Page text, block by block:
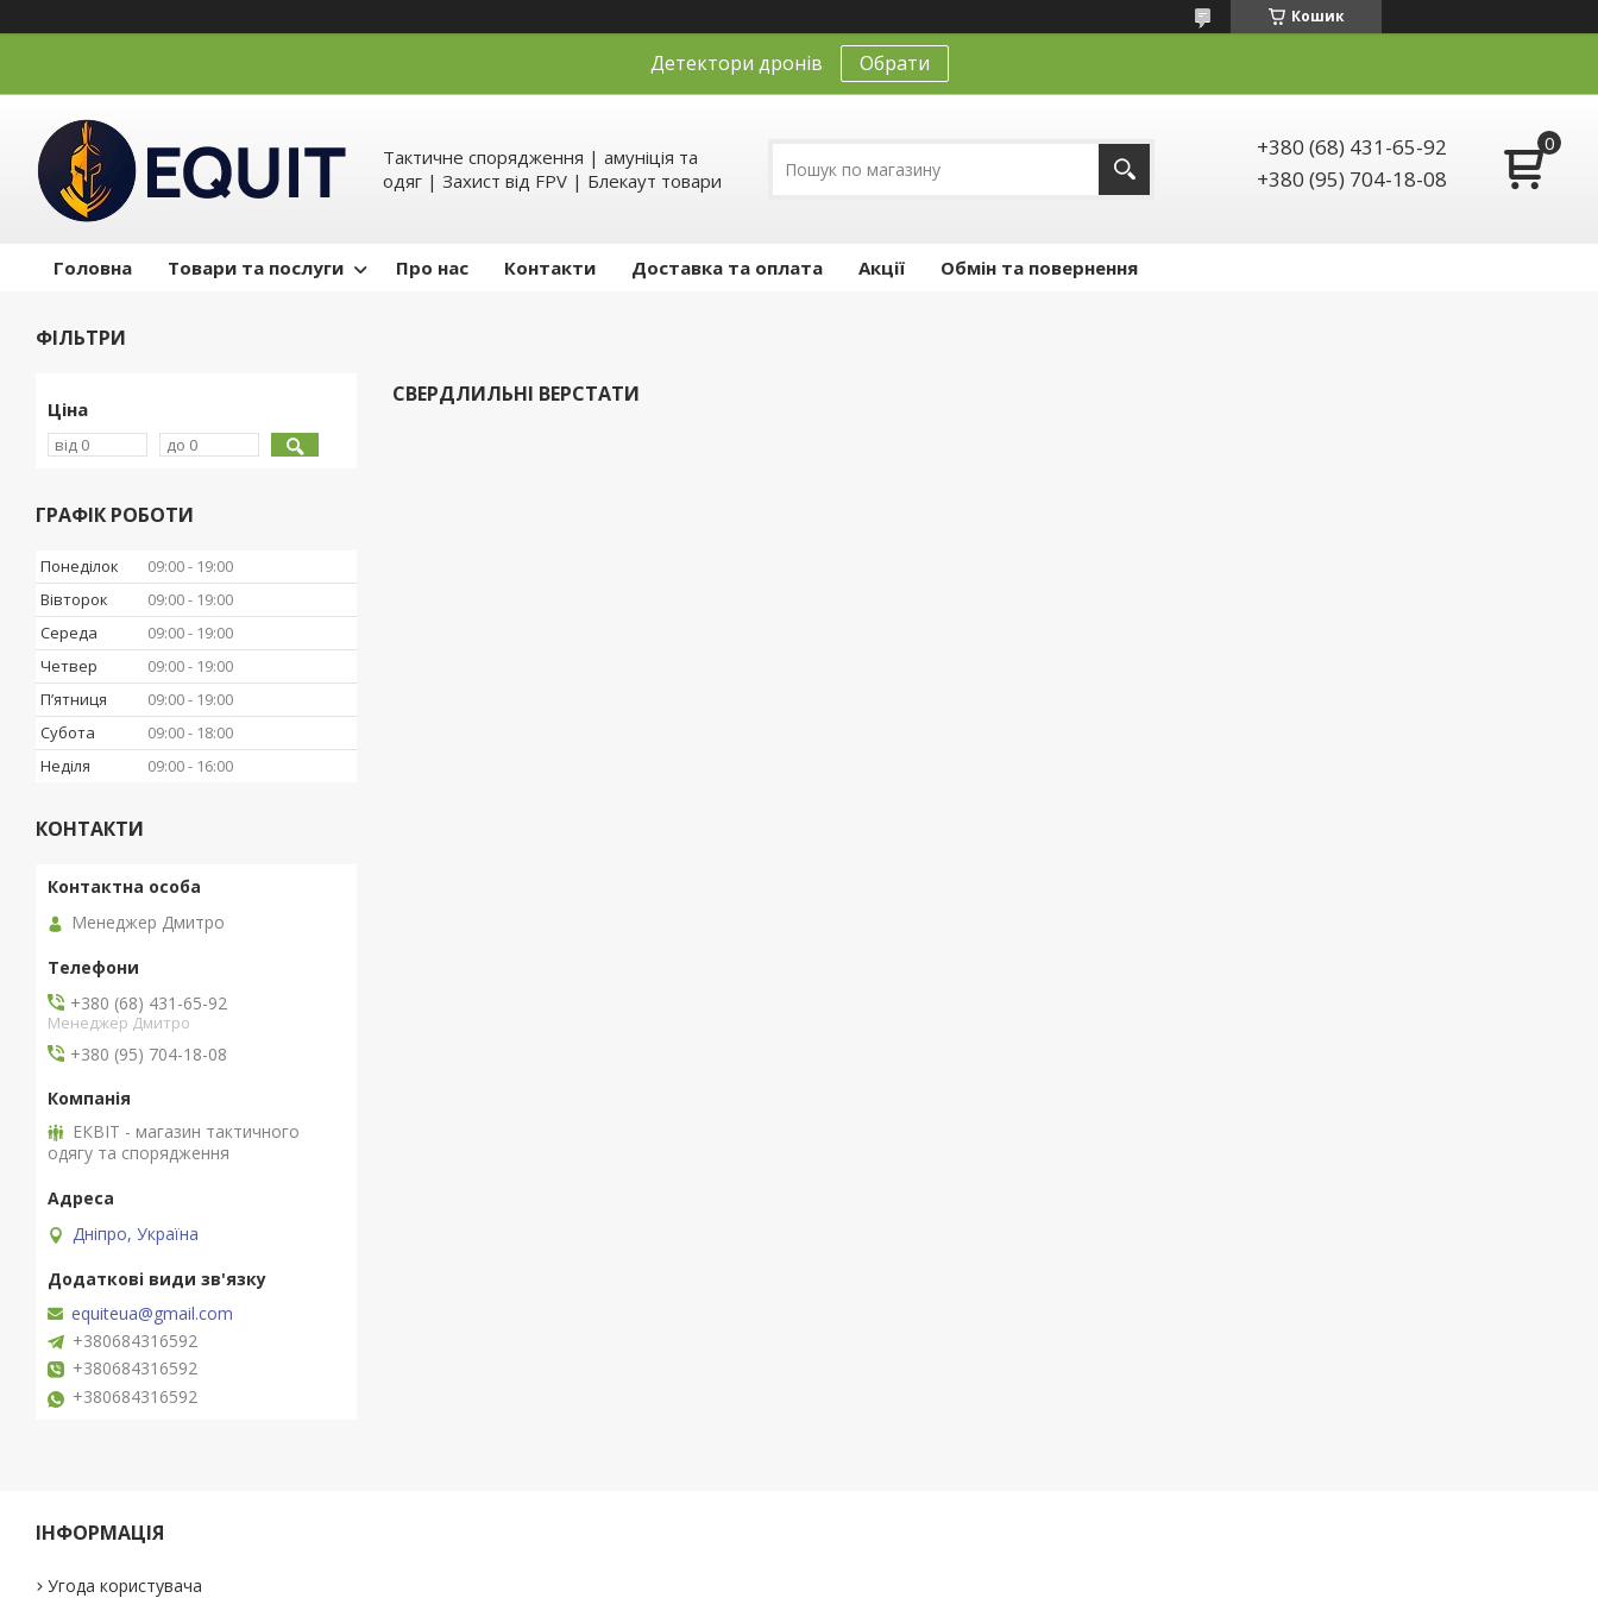
Кошик
Детектори дронів Обрати
Тактичне спорядження | амуніція та
одяг | Захист від FPV | Блекаут товари
+380 (68) 431-65-92
+380 (95) 704-18-08
Головна Товари та послуги Про нас Контакти Доставка та оплата Акції Обмін та повернення
СВЕРДЛИЛЬНІ ВЕРСТАТИ
ФІЛЬТРИ
Ціна
ГРАФІК РОБОТИ
Понеділок 09:00
19:00
Вівторок
09:00
19:00
Середа
09:00
19:00
Четвер
09:00
19:00
Пʼятниця
09:00
19:00
Субота
09:00
18:00
Неділя
09:00 16:00
КОНТАКТИ
Менеджер Дмитро
+380 (68) 431-65-92
Менеджер Дмитро
+380 (95) 704-18-08
ЕКВІТ - магазин тактичного
одягу та спорядження
Дніпро, Україна
equiteua@gmail.com
+380684316592
+380684316592
+380684316592
ІНФОРМАЦІЯ
Угода користувача